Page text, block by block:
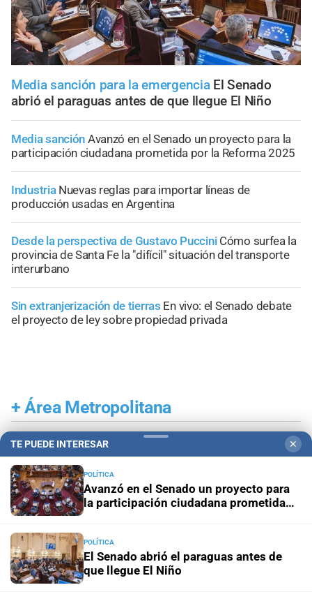
Media sanción para la emergencia El Senado
abrió el paraguas antes de que llegue El Niño
Media sanción Avanzó en el Senado un proyecto para la
participación ciudadana prometida por la Reforma 2025
Industria Nuevas reglas para importar líneas de
producción usadas en Argentina
Desde la perspectiva de Gustavo Puccini Cómo surfea la
provincia de Santa Fe la "difícil" situación del transporte
interurbano
Sin extranjerización de tierras En vivo: el Senado debate
el proyecto de ley sobre propiedad privada
+ Área Metropolitana
TE PUEDE INTERESAR ✕
POLÍTICA
Avanzó en el Senado un proyecto para
la participación ciudadana prometida
POLÍTICA
El Senado abrió el paraguas antes de
que llegue El Niño